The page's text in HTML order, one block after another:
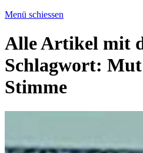
Menü schiessen
Alle Artikel mit
Schlagwort:
Stimme